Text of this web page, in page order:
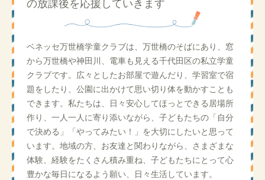
の放課後を応援していきます
ベネッセ万世橋学童クラブは、万世橋のそばにあり、窓
から万世橋や神田川、電車も見える千代田区の私立学童
クラブです。広々としたお部屋で遊んだり、学習室で宿
題をしたり、公園に出かけて思い切り体を動かすことも
できます。私たちは、日々安心してほっとできる居場所
作り、一人一人に寄り添いながら、子どもたちの「自分
で決める」「やってみたい！」を大切にしたいと思って
います。地域の方、お友達と関わりながら、さまざまな
体験、経験をたくさん積み重ね、子どもたちにとって心
豊かな毎日になるよう願い、日々生活しています。